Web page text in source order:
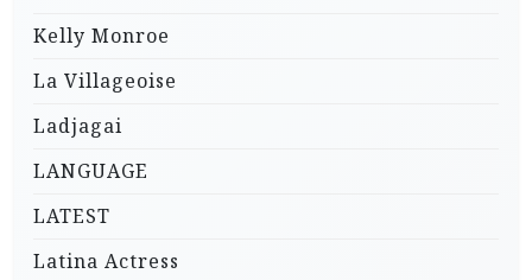
Kelly Monroe
La Villageoise
Ladjagai
LANGUAGE
LATEST
Latina Actress